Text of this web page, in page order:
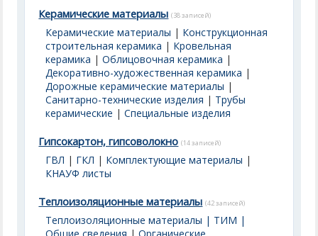
Керамические материалы (38 записей)
Керамические материалы | Конструкционная
строительная керамика | Кровельная
керамика |Облицовочная керамика |
Декоративно-художественная керамика |
Дорожные керамические материалы |
Санитарно-технические изделия | Трубы
керамические |Специальные изделия
Гипсокартон, гипсоволокно (14 записей)
ГВЛ | ГКЛ | Комплектующие материалы |
КНАУФ листы
Теплоизоляционные материалы (42 записей)
Теплоизоляционные материалы | ТИМ |